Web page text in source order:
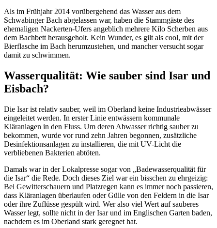
Als im Frühjahr 2014 vorübergehend das Wasser aus dem
Schwabinger Bach abgelassen war, haben die Stammgäste des
ehemaligen Nackerten-Ufers angeblich mehrere Kilo Scherben aus
dem Bachbett herausgeholt. Kein Wunder, es gilt als cool, mit der
Bierflasche im Bach herumzustehen, und mancher versucht sogar
damit zu schwimmen.
Wasserqualität: Wie sauber sind Isar und
Eisbach?
Die Isar ist relativ sauber, weil im Oberland keine Industrieabwässer
eingeleitet werden. In erster Linie entwässern kommunale
Kläranlagen in den Fluss. Um deren Abwasser richtig sauber zu
bekommen, wurde vor rund zehn Jahren begonnen, zusätzliche
Desinfektionsanlagen zu installieren, die mit UV-Licht die
verbliebenen Bakterien abtöten.
Damals war in der Lokalpresse sogar von „Badewasserqualität für
die Isar“ die Rede. Doch dieses Ziel war ein bisschen zu ehrgeizig:
Bei Gewitterschauern und Platzregen kann es immer noch passieren,
dass Kläranlagen überlaufen oder Gülle von den Feldern in die Isar
oder ihre Zuflüsse gespült wird. Wer also viel Wert auf sauberes
Wasser legt, sollte nicht in der Isar und im Englischen Garten baden,
nachdem es im Oberland stark geregnet hat.